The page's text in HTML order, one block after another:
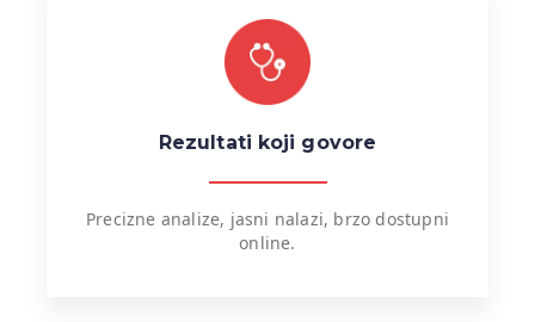
Rezultati koji govore
Precizne analize, jasni nalazi, brzo dostupni
online.